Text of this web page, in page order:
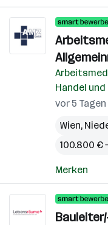
Handel und
vor 5
Wien,
100.800 €
Merken